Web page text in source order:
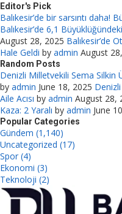
Editor's Pick
Balıkesir’de bir sarsıntı daha!
Balıkesir’de 6,1
August 28, 2025 Balıkesir’de
Hale Geldi by admin August
Random Posts
Denizli Milletvekili Sema Silkin
by admin June 18, 2025
Aile Acısı by admin August 28,
Kaza: 2 Yaralı by admin June
Popular Categories
Gündem (1,140)
Uncategorized (17)
Spor (4)
Ekonomi (3)
Teknoloji (2)